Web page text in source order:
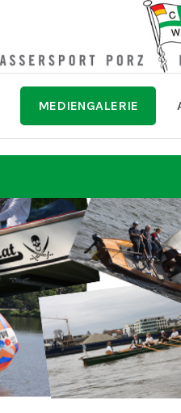
MEDIENGALERIE